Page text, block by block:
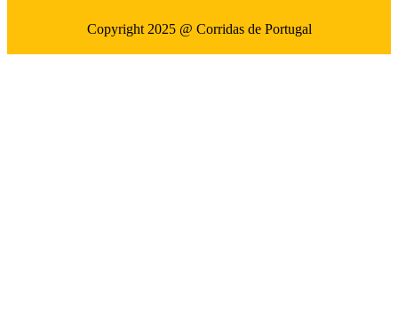
Copyright 2025 @ Corridas de Portugal